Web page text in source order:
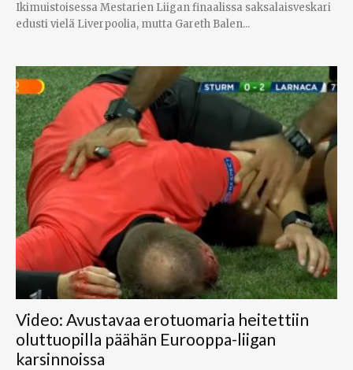
Ikimuistoisessa Mestarien Liigan finaalissa saksalaisveskari
edusti vielä Liverpoolia, mutta Gareth Balen...
Video: Avustavaa erotuomaria heitettiin
oluttuopilla päähän Eurooppa-liigan
karsinnoissa